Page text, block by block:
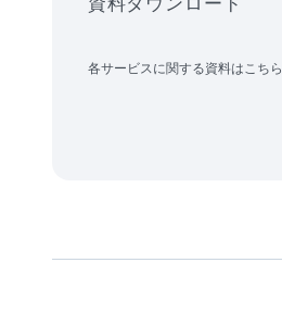
各サービスに関する資料はこちら